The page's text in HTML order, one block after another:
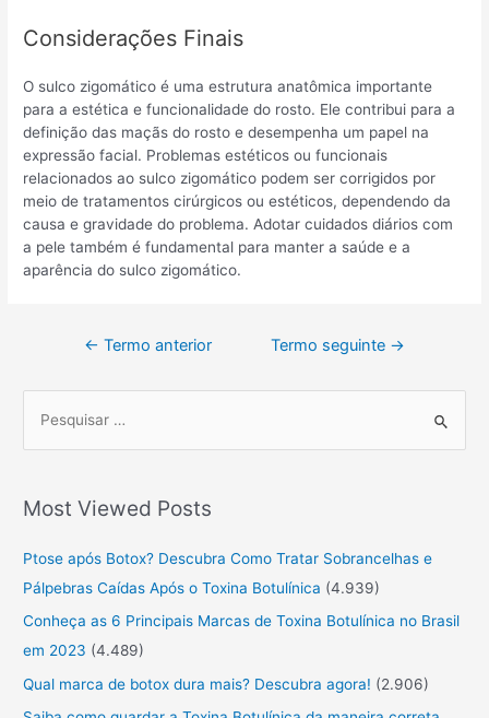
Considerações Finais
O sulco zigomático é uma estrutura anatômica importante
para a estética e funcionalidade do rosto. Ele contribui para a
definição das maçãs do rosto e desempenha um papel na
expressão facial. Problemas estéticos ou funcionais
relacionados ao sulco zigomático podem ser corrigidos por
meio de tratamentos cirúrgicos ou estéticos, dependendo da
causa e gravidade do problema. Adotar cuidados diários com
a pele também é fundamental para manter a saúde e a
aparência do sulco zigomático.
← Termo anterior Termo seguinte →
r
c
r
:
Most Viewed Posts
Ptose após Botox? Descubra Como Tratar Sobrancelhas e
Pálpebras Caídas Após o Toxina Botulínica (4.939)
Conheça as 6 Principais Marcas de Toxina Botulínica no Brasil
em 2023 (4.489)
Qual marca de botox dura mais? Descubra agora! (2.906)